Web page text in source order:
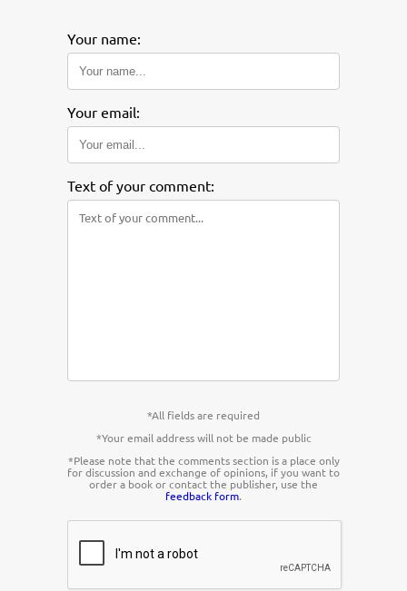
Your name:
Your email:
Text of your comment:
*All fields are required
*Your email address will not be made public
*Please note that the comments section is a place only
for discussion and exchange of opinions, if you want to
order a book or contact the publisher, use the
feedback form.